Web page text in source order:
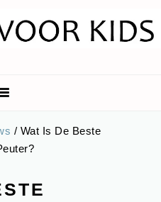
/ Wat Is De Beste